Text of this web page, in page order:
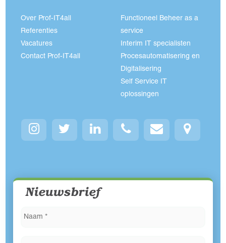
Over Prof-IT4all
Referenties
Vacatures
Contact Prof-IT4all
Functioneel Beheer as a
service
Interim IT specialisten
Procesautomatisering en
Digitalisering
Self Service IT
oplossingen
Nieuwsbrief